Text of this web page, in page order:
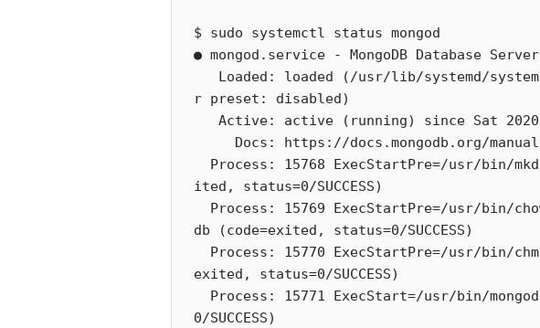
$ sudo systemctl status mongod
● mongod.service - MongoDB Database Server
r preset: disabled)
   Active: active (running) since Sat 2020-02-08 12:33:45 EST; 2s ago
ited, status=0/SUCCESS)
db (code=exited, status=0/SUCCESS)
exited, status=0/SUCCESS)
0/SUCCESS)